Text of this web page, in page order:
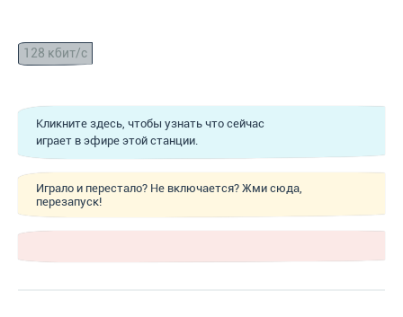
128 кбит/с
Кликните здесь, чтобы узнать что сейчас
играет в эфире этой станции.
Играло и перестало? Не включается? Жми сюда,
перезапуск!